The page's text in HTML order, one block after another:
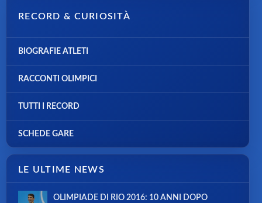
RECORD & CURIOSITÀ
BIOGRAFIE ATLETI
RACCONTI OLIMPICI
TUTTI I RECORD
SCHEDE GARE
LE ULTIME NEWS
OLIMPIADE DI RIO 2016: 10 ANNI DOPO